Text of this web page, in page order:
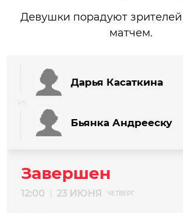
Девушки порадуют
матчем.
Дарья Касаткина
Бьянка Андрееску
Завершен
12:00 23 ИЮНЯ ЧЕТВЕРГ